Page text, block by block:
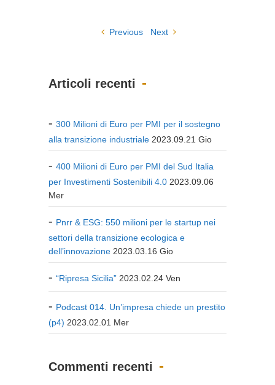
Previous Next
Articoli recenti
300 Milioni di Euro per PMI per il sostegno
alla transizione industriale 2023.09.21 Gio
400 Milioni di Euro per PMI del Sud Italia
per Investimenti Sostenibili 4.0 2023.09.06
Mer
Pnrr & ESG: 550 milioni per le startup nei
settori della transizione ecologica e
dell’innovazione 2023.03.16 Gio
“Ripresa Sicilia” 2023.02.24 Ven
Podcast 014. Un’impresa chiede un prestito
(p4) 2023.02.01 Mer
Commenti recenti